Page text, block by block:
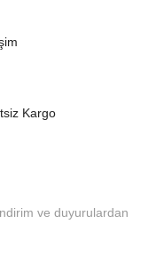
Kargo
ve duyurulardan